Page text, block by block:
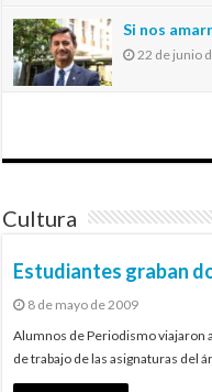
Si nos
22 de junio
Cultura
Estudiantes graban
8 de mayo de 2009
Alumnos de Periodismo viajaron
de trabajo de las asignaturas del